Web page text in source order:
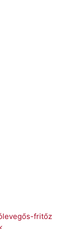
fritőz